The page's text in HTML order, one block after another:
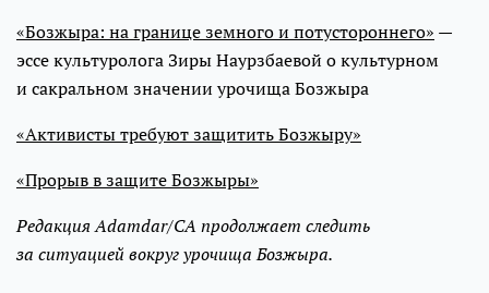
«Бозжыра: на границе земного и потустороннего» —
эссе культуролога Зиры Наурзбаевой о культурном
и сакральном значении урочища Бозжыра
«Активисты требуют защитить Бозжыру»
«Прорыв в защите Бозжыры»
Редакция Adamdar/CA продолжает следить
за ситуацией вокруг урочища Бозжыра.